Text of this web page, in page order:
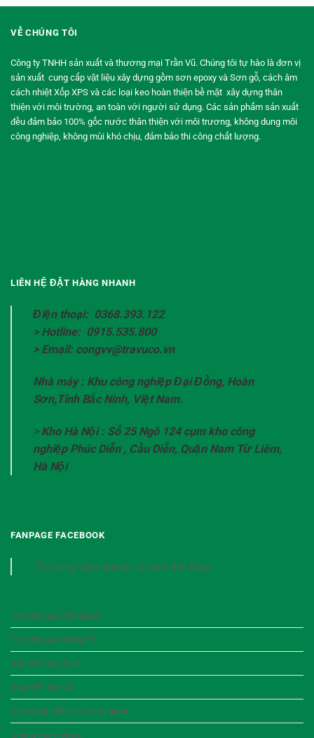
VỀ CHÚNG TÔI
Công ty TNHH sản xuất và thương mại Trần Vũ. Chúng tôi tự hào là đơn vị
sản xuất cung cấp vật liệu xây dựng gồm sơn epoxy và Sơn gỗ, cách âm
cách nhiệt Xốp XPS và các loại keo hoàn thiện bề mặt xây dựng thân
thiện với môi trường, an toàn với người sử dụng. Các sản phẩm sản xuất
đều đảm bảo 100% gốc nước thân thiện với môi trương, không dung môi
công nghiệp, không mùi khó chịu, đảm bảo thi công chất lượng.
LIÊN HỆ ĐẶT HÀNG NHANH
Điện thoại: 0368.393.122
> Hotline: 0915.535.800
> Email: congvv@travuco.vn
Nhà máy : Khu công nghiệp Đại Đồng, Hoàn
Sơn,Tỉnh Bắc Ninh, Việt Nam.
> Kho Hà Nội : Số 25 Ngõ 124 cụm kho công
nghiệp Phúc Diễn , Cầu Diễn, Quận Nam Từ Liêm,
Hà Nội
FANPAGE FACEBOOK
Thi cong san epoxy va san the thao
Thi công sân Pickleball
Thi công sân Bóng rổ
Xốp XPS dày 5cm
Xốp XPS Hà Nội
Keo xử lý vết nứt tường gạch
Chống thấm bitum